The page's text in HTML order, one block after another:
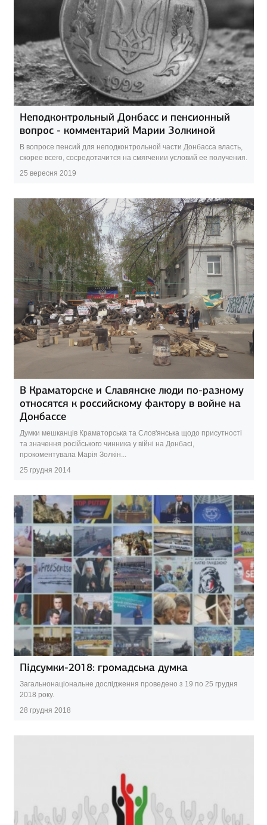
Неподконтрольный Донбасс и пенсионный
вопрос - комментарий Марии Золкиной
В вопросе пенсий для неподконтрольной части Донбасса власть,
скорее всего, сосредотачится на смягчении условий ее получения.
25 вересня 2019
В Краматорске и Славянске люди по-разному
относятся к российскому фактору в войне на
Донбассе
Думки мешканців Краматорська та Слов'янська щодо присутності
та значення російського чинника у війні на Донбасі,
прокоментувала Марія Золкін...
25 грудня 2014
Підсумки-2018: громадська думка
Загальнонаціональне дослідження проведено з 19 по 25 грудня
2018 року.
28 грудня 2018